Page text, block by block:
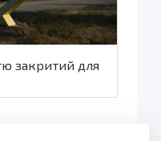
закритий для